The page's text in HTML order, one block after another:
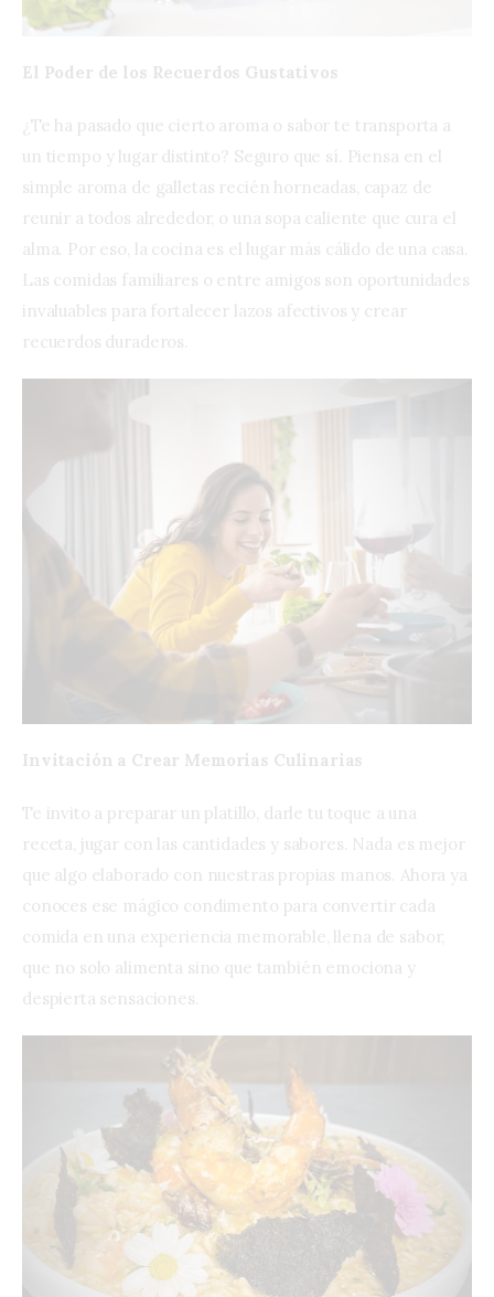
El Poder de los Recuerdos Gustativos
¿Te ha pasado que cierto aroma o sabor te transporta a
un tiempo y lugar distinto? Seguro que sí. Piensa en el
simple aroma de galletas recién horneadas, capaz de
reunir a todos alrededor, o una sopa caliente que cura el
alma. Por eso, la cocina es el lugar más cálido de una casa.
Las comidas familiares o entre amigos son oportunidades
invaluables para fortalecer lazos afectivos y crear
recuerdos duraderos.
Invitación a Crear Memorias Culinarias
Te invito a preparar un platillo, darle tu toque a una
receta, jugar con las cantidades y sabores. Nada es mejor
que algo elaborado con nuestras propias manos. Ahora ya
conoces ese mágico condimento para convertir cada
comida en una experiencia memorable, llena de sabor,
que no solo alimenta sino que también emociona y
despierta sensaciones.